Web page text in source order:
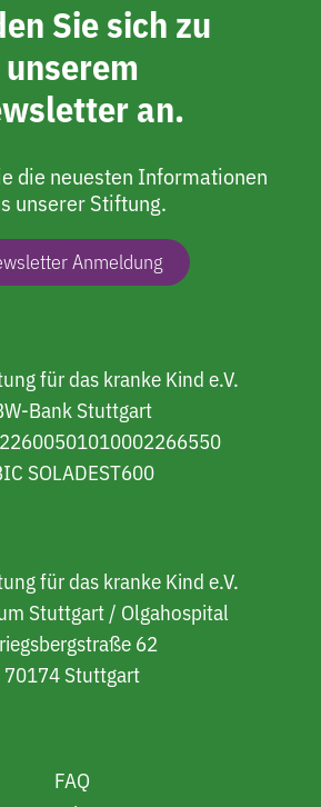
Sie sich zu
unserem
an.
die neuesten Informationen
unserer Stiftung.
Anmeldung
für das kranke Kind e.V.
Bank Stuttgart
SOLADEST600
für das kranke Kind e.V.
Stuttgart / Olgahospital
62
70174 Stuttgart
FAQ